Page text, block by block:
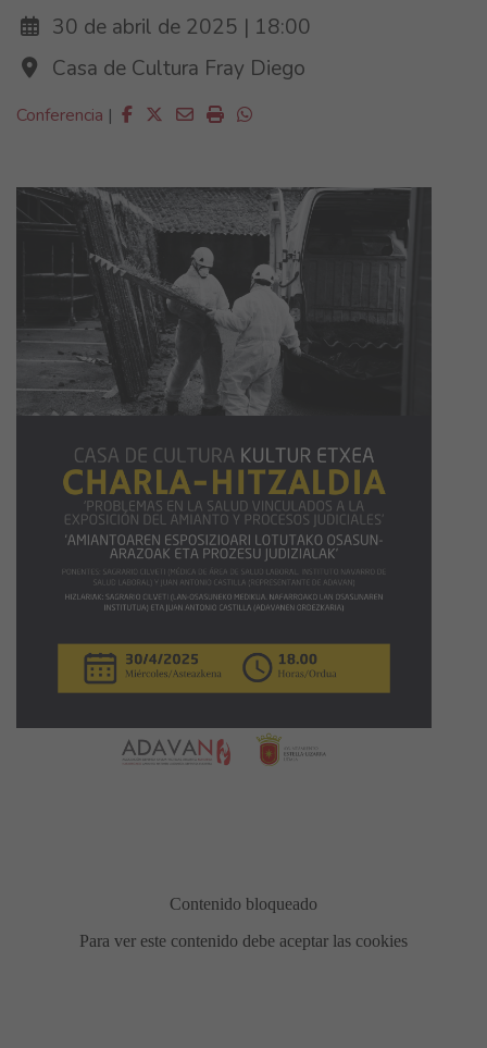
30 de abril de 2025 | 18:00
Casa de Cultura Fray Diego
Conferencia | FacebookTwitter
EmailImprimirWhatsapp